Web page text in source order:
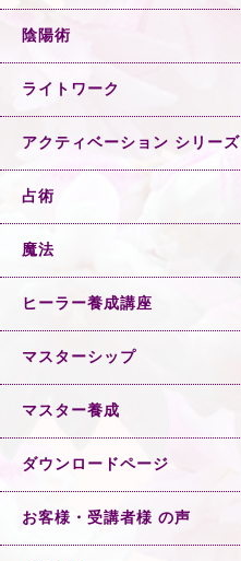
陰陽術
ライトワーク
アクティベーション シリーズ
占術
魔法
ヒーラー養成講座
マスターシップ
マスター養成
ダウンロードページ
お客様・受講者様 の声